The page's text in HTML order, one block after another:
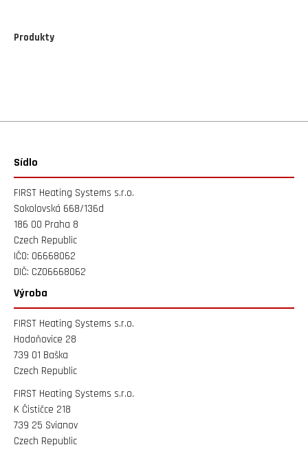
Produkty
Sídlo
FIRST Heating Systems s.r.o.
Sokolovská 668/136d
186 00 Praha 8
Czech Republic
IČO: 06668062
DIČ: CZ06668062
Výroba
FIRST Heating Systems s.r.o.
Hodoňovice 28
739 01 Baška
Czech Republic
FIRST Heating Systems s.r.o.
K Čističce 218
739 25 Svianov
Czech Republic